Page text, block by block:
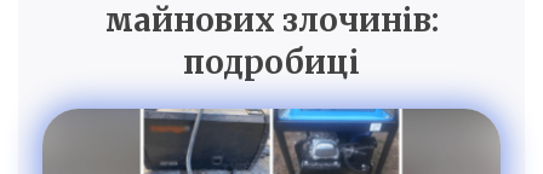
майнових злочинів:
подробиці